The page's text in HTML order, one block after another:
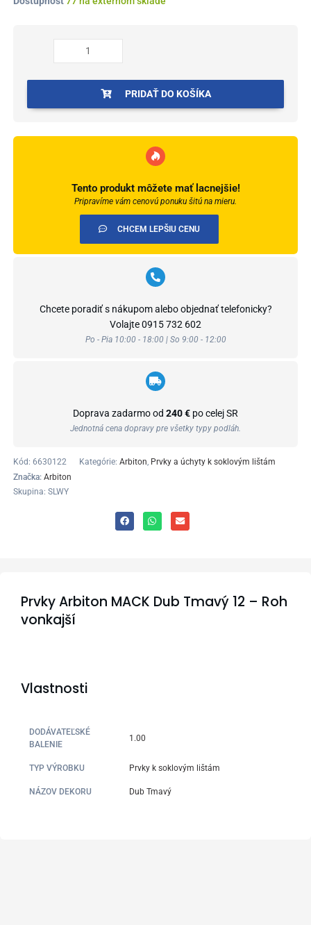
-
vonkajší
PRIDAŤ DO KOŠÍKA
Tento produkt môžete mať lacnejšie!
Pripravíme vám cenovú ponuku šitú na mieru.
CHCEM LEPŠIU CENU
Chcete poradiť s nákupom alebo objednať telefonicky?
Volajte0915 732 602
Po - Pia 10:00 - 18:00 | So 9:00 - 12:00
Doprava zadarmo od 240 € po celej SR
Jednotná cena dopravy pre všetky typy podláh.
Kód: 6630122 Kategórie: Arbiton Prvky a úchyty k soklovým lištám
Značka: Arbiton
Skupina: SLWY
Prvky Arbiton MACK Dub Tmavý 12 – Roh
vonkajší
Vlastnosti
DODÁVATEĽSKÉ
BALENIE
1.00
TYP VÝROBKU Prvky k soklovým lištám
NÁZOV DEKORU Dub Tmavý